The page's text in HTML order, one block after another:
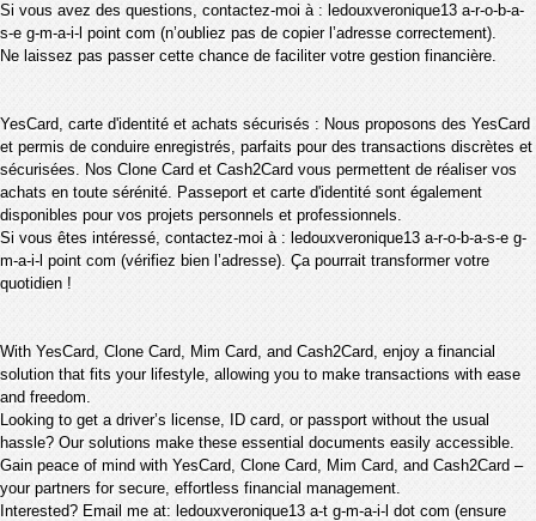
Si vous avez des questions, contactez-moi à : ledouxveronique13 a-r-o-b-a-
s-e g-m-a-i-l point com (n’oubliez pas de copier l’adresse correctement).
Ne laissez pas passer cette chance de faciliter votre gestion financière.
YesCard, carte d'identité et achats sécurisés : Nous proposons des YesCard
et permis de conduire enregistrés, parfaits pour des transactions discrètes et
sécurisées. Nos Clone Card et Cash2Card vous permettent de réaliser vos
achats en toute sérénité. Passeport et carte d'identité sont également
disponibles pour vos projets personnels et professionnels.
Si vous êtes intéressé, contactez-moi à : ledouxveronique13 a-r-o-b-a-s-e g-
m-a-i-l point com (vérifiez bien l’adresse). Ça pourrait transformer votre
quotidien !
With YesCard, Clone Card, Mim Card, and Cash2Card, enjoy a financial
solution that fits your lifestyle, allowing you to make transactions with ease
and freedom.
Looking to get a driver’s license, ID card, or passport without the usual
hassle? Our solutions make these essential documents easily accessible.
Gain peace of mind with YesCard, Clone Card, Mim Card, and Cash2Card –
your partners for secure, effortless financial management.
Interested? Email me at: ledouxveronique13 a-t g-m-a-i-l dot com (ensure